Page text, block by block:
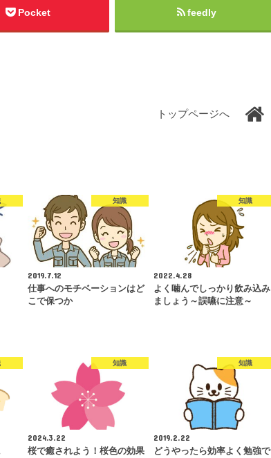
Pocket feedly
トップページへ
知識
2019.7.12
仕事へのモチベーションはど
こで保つか
知識
2022.4.28
よく噛んでしっかり飲み込み
ましょう～誤嚥に注意～
知識
2024.3.22
桜で癒されよう！桜色の効果
知識
2019.2.22
どうやったら効率よく勉強で